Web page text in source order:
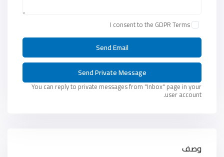
وصف
I consent to the GDPR Terms
You can reply to private messages from "Inbox" page in your
user account.